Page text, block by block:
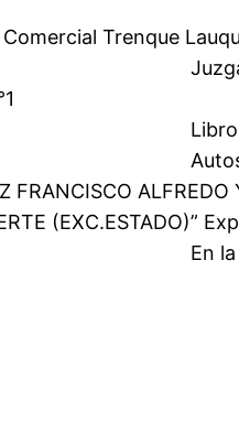
y Comercial
de
/
FRANCISCO ALFREDO
(EXC.ESTADO)”
de